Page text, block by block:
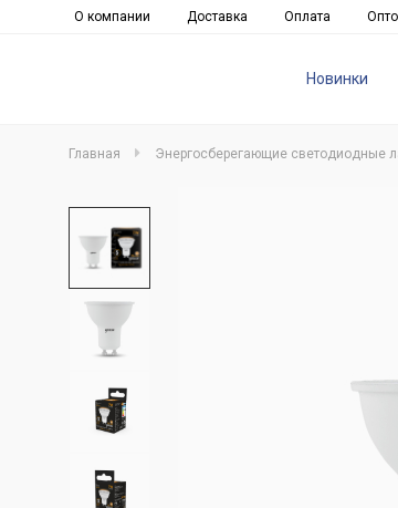
Новинки
О компании Доставка Оплата
Главная Энергосберегающие светодиодные